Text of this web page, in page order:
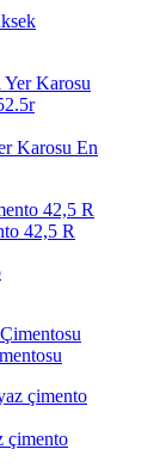
Karosu En
42,5 R
çimento